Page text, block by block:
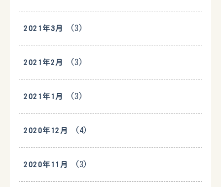
2021年3月 (3)
2021年2月 (3)
2021年1月 (3)
2020年12月 (4)
2020年11月 (3)